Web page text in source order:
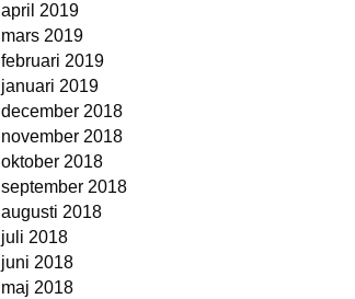
april 2019
mars 2019
februari 2019
januari 2019
december 2018
november 2018
oktober 2018
september 2018
augusti 2018
juli 2018
juni 2018
maj 2018